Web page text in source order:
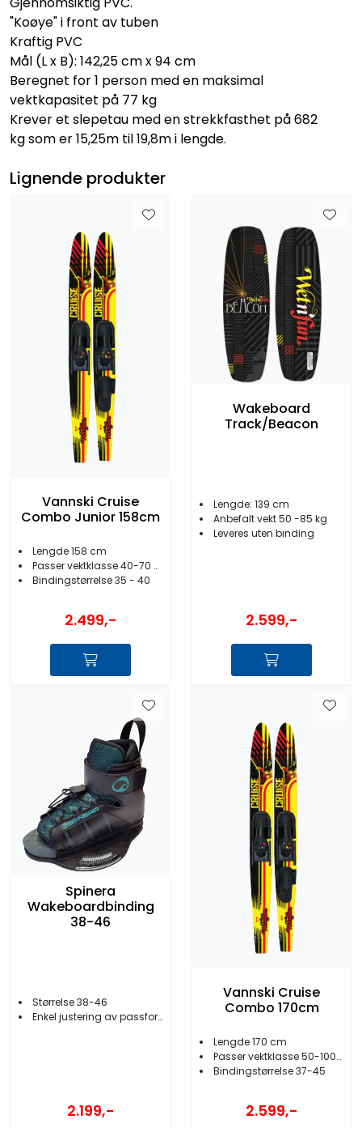
"Koøye" i front av tuben
Kraftig PVC
Mål (L x B): 142,25 cm x 94 cm
Beregnet for 1 person med en maksimal
vektkapasitet på 77 kg
Krever et slepetau med en strekkfasthet på 682
kg som er 15,25m til 19,8m i lengde.
Lignende produkter
Vannski Cruise
Combo Junior 158cm
Lengde 158 cm
Passer vektklasse 40-70 kg
Bindingstørrelse 35 - 40
2.499,-
Wakeboard
Track/Beacon
Lengde: 139 cm
Anbefalt vekt 50 -85 kg
Leveres uten binding
2.599,-
Spinera
Wakeboardbinding
38-46
Størrelse 38-46
Enkel justering av passform
2.199,-
Vannski Cruise
Combo 170cm
Lengde 170 cm
Passer vektklasse 50-100+ kg
Bindingstørrelse 37-45
2.599,-